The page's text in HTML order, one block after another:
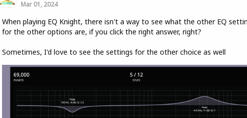
Mar 01, 2024
When playing EQ Knight, there isn't a way to see what the other EQ
for the other options are, if you click the right answer, right?
Sometimes, I'd love to see the settings for the other choice as well